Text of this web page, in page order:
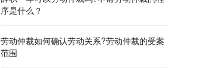
序是什么？
劳动仲裁如何确认劳动关系?劳动仲裁的受案
范围